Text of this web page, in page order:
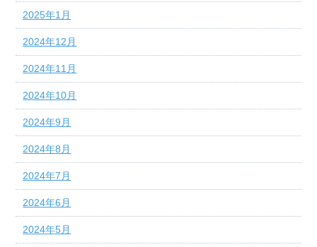
2025年1月
2024年12月
2024年11月
2024年10月
2024年9月
2024年8月
2024年7月
2024年6月
2024年5月